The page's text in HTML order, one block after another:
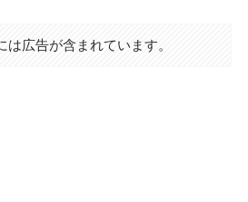
は広告が含まれています。